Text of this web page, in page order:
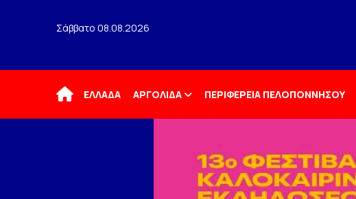
Σάββατο 08.08.2026
ΑρχικήΕΛΛΑΔΑ ΑΡΓΟΛΙΔΑ ΠΕΡΙΦΕΡΕΙΑ ΠΕΛΟΠΟΝΝΗΣΟΥ